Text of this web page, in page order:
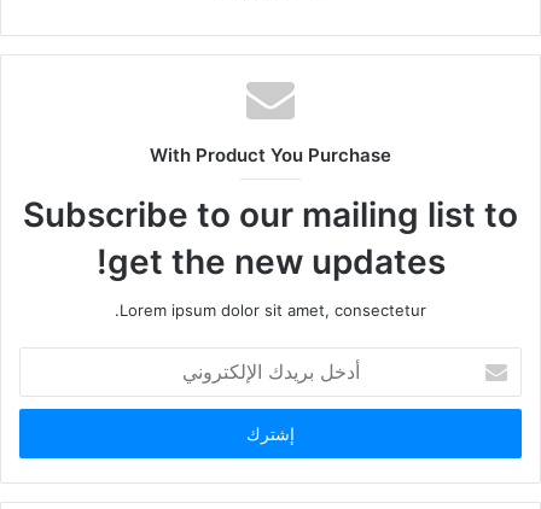
With Product You Purchase
Subscribe to our mailing list to
get the new updates!
Lorem ipsum dolor sit amet, consectetur.
بريدك
الإلكتروني